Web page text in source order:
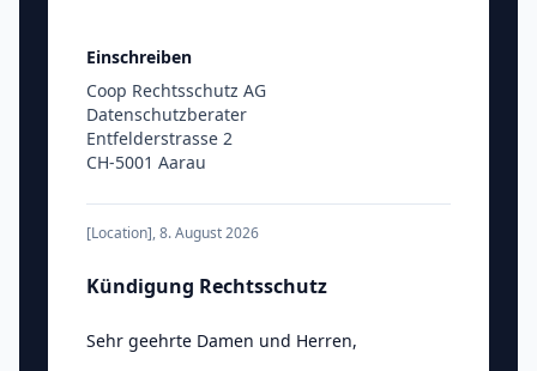
Einschreiben
Coop Rechtsschutz AG
Datenschutzberater
Entfelderstrasse 2
CH-5001 Aarau
[Location],8. August 2026
Kündigung Rechtsschutz
Sehr geehrte Damen und Herren,